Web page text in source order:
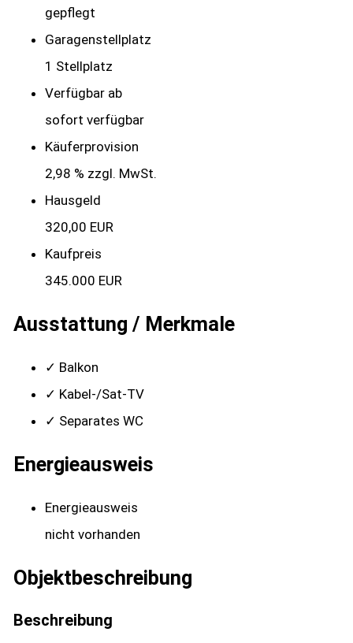
gepflegt
Garagen­stellplatz
1 Stellplatz
Verfügbar ab
sofort verfügbar
Käufer­provision
2,98 % zzgl. MwSt.
Hausgeld
320,00 EUR
Kaufpreis
345.000 EUR
Ausstattung / Merkmale
✓ Balkon
✓ Kabel-/Sat-TV
✓ Separates WC
Energieausweis
Energieausweis
nicht vorhanden
Objekt­beschreibung
Beschreibung